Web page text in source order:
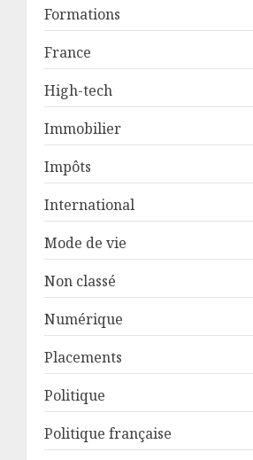
Formations
France
High-tech
Immobilier
Impôts
International
Mode de vie
Non classé
Numérique
Placements
Politique
Politique française